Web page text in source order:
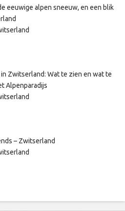
eeuwige alpen sneeuw, en een blik
in Zwitserland: Wat te zien en wat te
Alpenparadijs
– Zwitserland